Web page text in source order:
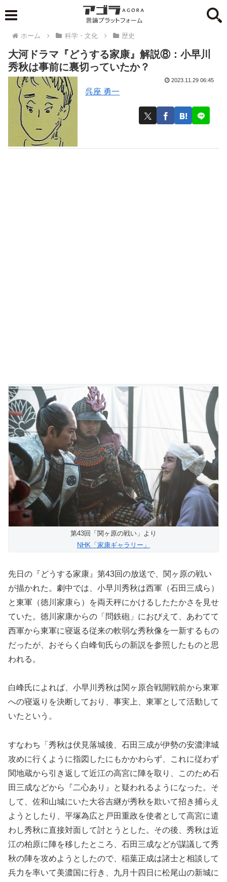
ホーム 科学・文化 歴史
大河ドラマ『どうする家康』解説⑧：小早川
秀秋は事前に裏切っていたか？
呉座 勇一
2023.11.29 06:45
第43回「関ヶ原の戦い」より
NHK「家康ギャラリー」
先日の『どうする家康』第43回の放送で、関ヶ原の戦い
が描かれた。劇中では、小早川秀秋は西軍（石田三成ら）
と東軍（徳川家康ら）を両天秤にかけるしたたかさを見せ
ていた。徳川家康からの「問鉄砲」におびえて、あわてて
西軍から東軍に寝返る従来の軟弱な秀秋像を一新するもの
だったが、おそらく白峰旬氏らの新説を参照したものと思
われる。
白峰氏によれば、小早川秀秋は関ヶ原合戦開戦前から東軍
への寝返りを決断しており、事実上、東軍として活動して
いたという。
すなわち「秀秋は伏見落城後、石田三成が伊勢の安濃津城
攻めに行くように指図したにもかかわらず、これに従わず
関地蔵から引き返して近江の高宮に陣を取り、このため石
田三成などから『二心あり』と疑われるようになった。そ
して、佐和山城にいた大谷吉継が秀秋を欺いて招き捕らえ
ようとしたり、平塚為広と戸田重政を使者として高宮に遣
わし秀秋に直接対面して討とうとした。その後、秀秋は近
江の柏原に陣を移したところ、石田三成などが謀議して秀
秋の陣を攻めようとしたので、稲葉正成は諸士と相談して
兵力を率いて美濃国に行き、九月十四日に松尾山の新城に